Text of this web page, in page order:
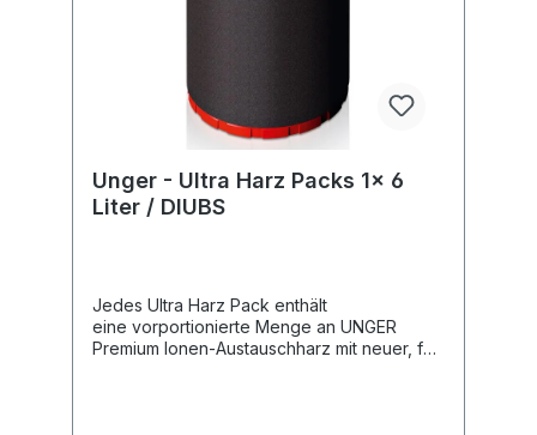
Unger - Ultra Harz Packs 1x 6
Liter / DIUBS
Jedes Ultra Harz Pack enthält
eine vorportionierte Menge an UNGER
Premium Ionen-Austauschharz mit neuer, für